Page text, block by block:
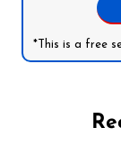
*This is a free